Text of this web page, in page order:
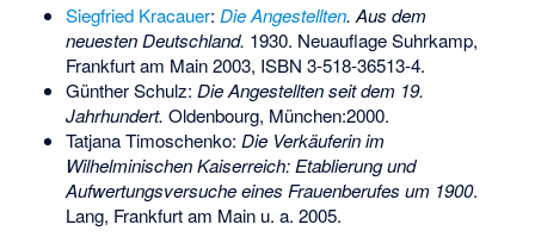
Siegfried Kracauer: Die Angestellten. Aus dem
neuesten Deutschland. 1930. Neuauflage Suhrkamp,
Frankfurt am Main 2003, ISBN 3-518-36513-4.
Günther Schulz: Die Angestellten seit dem 19.
Jahrhundert. Oldenbourg, München:2000.
Tatjana Timoschenko: Die Verkäuferin im
Wilhelminischen Kaiserreich: Etablierung und
Aufwertungsversuche eines Frauenberufes um 1900.
Lang, Frankfurt am Main u. a. 2005.